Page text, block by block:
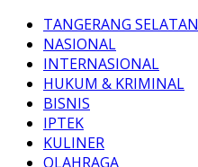
TANGERANG SELATAN
NASIONAL
INTERNASIONAL
HUKUM & KRIMINAL
BISNIS
IPTEK
KULINER
OLAHRAGA